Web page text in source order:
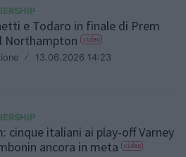
e Todaro in finale di Prem
Northampton video
/ 13.06.2026 14:23
cinque italiani ai play-off Varney
ancora in meta video